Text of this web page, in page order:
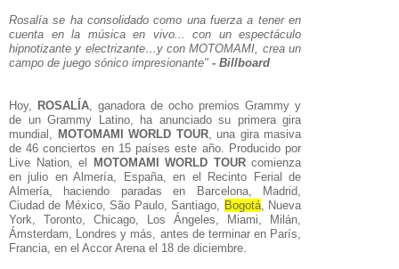
Rosalía se ha consolidado como una fuerza a tener en
cuenta en la música en vivo... con un espectáculo
hipnotizante y electrizante…y con MOTOMAMI, crea un
campo de juego sónico impresionante" - Billboard
Hoy, ROSALÍA, ganadora de ocho premios Grammy y
de un Grammy Latino, ha anunciado su primera gira
mundial, MOTOMAMI WORLD TOUR, una gira masiva
de 46 conciertos en 15 países este año. Producido por
Live Nation, el
MOTOMAMI WORLD TOURcomienza
en julio en Almería, España, en el Recinto Ferial de
Almería, haciendo paradas en Barcelona, Madrid,
Ciudad de México, São Paulo, Santiago, Bogotá, Nueva
York, Toronto, Chicago, Los Ángeles, Miami, Milán,
Ámsterdam, Londres y más, antes de terminar en París,
Francia, en el Accor Arena el 18 de diciembre.